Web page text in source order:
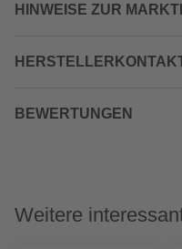
HINWEISE ZUR
BEWERTUNGEN
Weitere